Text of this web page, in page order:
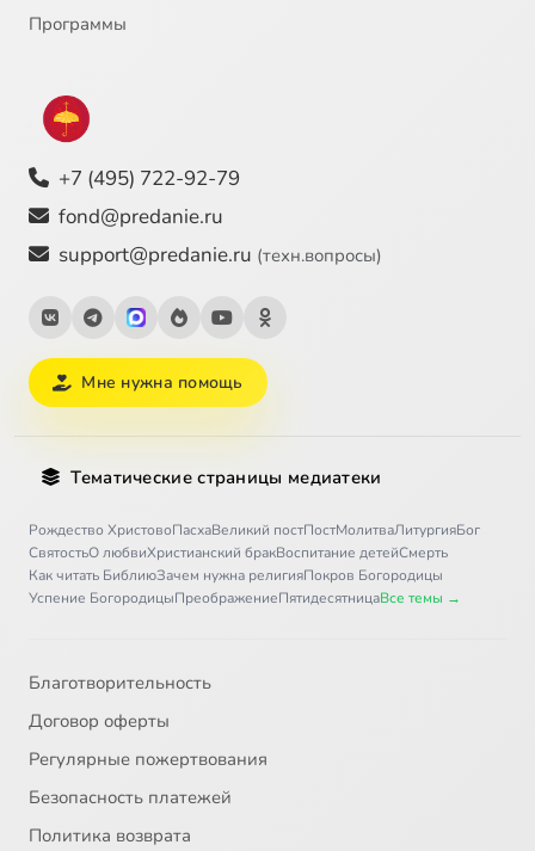
Программы
+7 (495) 722-92-79
fond@predanie.ru
support@predanie.ru (техн.вопросы)
Мне нужна помощь
Тематические страницы медиатеки
Рождество ХристовоПасхаВеликий постПостМолитваЛитургияБог
СвятостьО любвиХристианский бракВоспитание детейСмерть
Как читать БиблиюЗачем нужна религияПокров Богородицы
Успение БогородицыПреображениеПятидесятницаВсе темы →
Благотворительность
Договор оферты
Регулярные пожертвования
Безопасность платежей
Политика возврата